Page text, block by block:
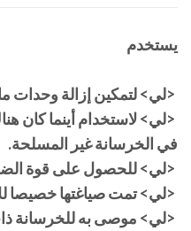
يستخدم
<لي> لتمكين إزالة وحدات
<لي> لاستخدام أينما كان
في الخرسانة غير المسلحة.
<لي> للحصول على قوة
<لي> تمت صياغتها خصيصا
<لي> موصى به للخرسانة